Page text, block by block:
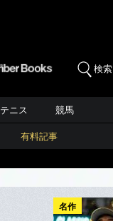
検索
テニス 競馬
有料記事
名作